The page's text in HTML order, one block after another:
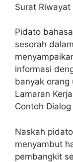
Surat Riwayat
Pidato
sesorah
informasi
banyak
Lamaran
Contoh
Naskah
menyambut
pembangkit